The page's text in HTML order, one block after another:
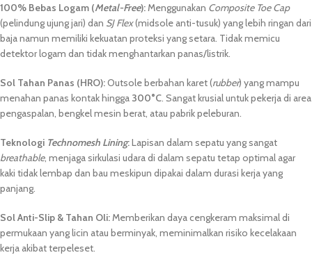
100% Bebas Logam (Metal-Free): Menggunakan Composite Toe Cap
(pelindung ujung jari) dan SJ Flex(midsole anti-tusuk) yang lebih ringan dari
baja namun memiliki kekuatan proteksi yang setara. Tidak memicu
detektor logam dan tidak menghantarkan panas/listrik.
Sol Tahan Panas (HRO):Outsole berbahan karet (rubber) yang mampu
menahan panas kontak hingga 300°C . Sangat krusial untuk pekerja di area
pengaspalan, bengkel mesin berat, atau pabrik peleburan.
Teknologi Technomesh Lining:Lapisan dalam sepatu yang sangat
breathable, menjaga sirkulasi udara di dalam sepatu tetap optimal agar
kaki tidak lembap dan bau meskipun dipakai dalam durasi kerja yang
panjang.
Sol Anti-Slip & Tahan Oli: Memberikan daya cengkeram maksimal di
permukaan yang licin atau berminyak, meminimalkan risiko kecelakaan
kerja akibat terpeleset.